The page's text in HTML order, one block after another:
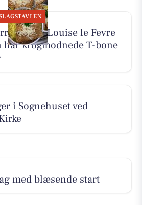
v/Louise le Fevre
har krogmodnede T-bone
i Sognehuset ved
med blæsende start